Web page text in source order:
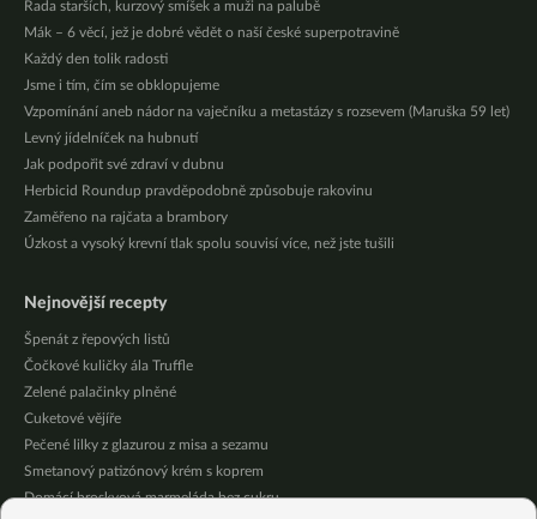
Rada starších, kurzový smíšek a muži na palubě
Mák – 6 věcí, jež je dobré vědět o naší české superpotravině
Každý den tolik radosti
Jsme i tím, čím se obklopujeme
Vzpomínání aneb nádor na vaječníku a metastázy s rozsevem (Maruška 59 let)
Levný jídelníček na hubnutí
Jak podpořit své zdraví v dubnu
Herbicid Roundup pravděpodobně způsobuje rakovinu
Zaměřeno na rajčata a brambory
Úzkost a vysoký krevní tlak spolu souvisí více, než jste tušili
Nejnovější recepty
Špenát z řepových listů
Čočkové kuličky ála Truffle
Zelené palačinky plněné
Cuketové vějíře
Pečené lilky z glazurou z misa a sezamu
Smetanový patizónový krém s koprem
Domácí broskvová marmeláda bez cukru